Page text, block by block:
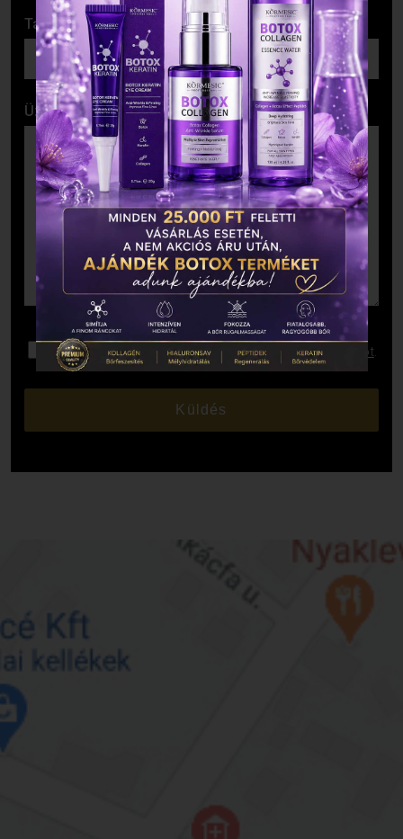
Tárgy
Üzenet
Elolvastam és elfogadom az Adatkezelési Tájékoztatót